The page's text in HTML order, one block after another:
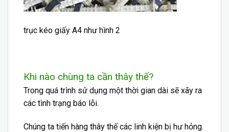
trục kéo giấy A4 như hình 2
Khi nào chùng ta cần thây thế?
Trong quá trình sử dụng một thời gian dài sẽ xãy ra
các tình trạng báo lỗi.
Chúng ta tiến hàng thây thế các linh kiện bị hư hỏng.